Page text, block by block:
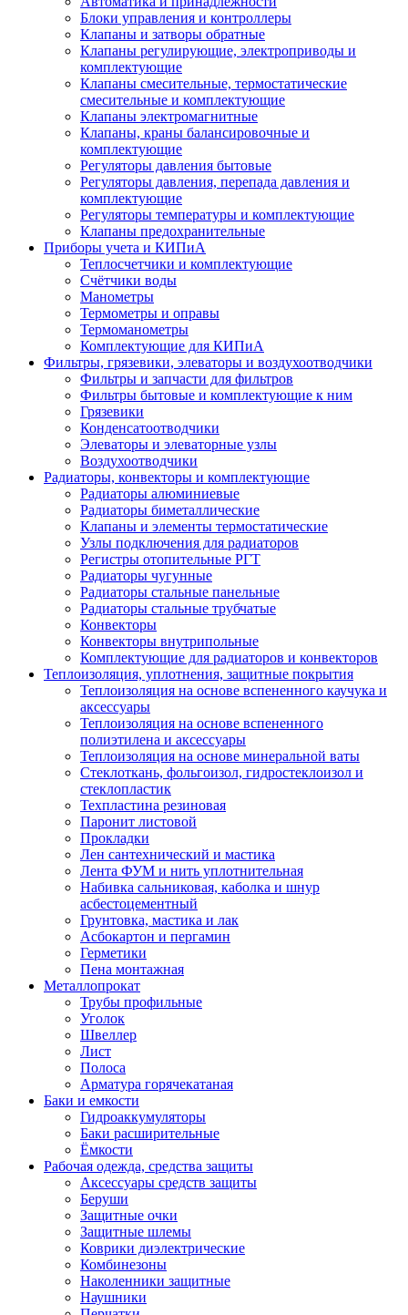
Блоки управления и контроллеры
Клапаны и затворы обратные
Клапаны регулирующие, электроприводы и
комплектующие
Клапаны смесительные, термостатические
смесительные и комплектующие
Клапаны электромагнитные
Клапаны, краны балансировочные и
комплектующие
Регуляторы давления бытовые
Регуляторы давления, перепада давления и
комплектующие
Регуляторы температуры и комплектующие
Клапаны предохранительные
Приборы учета и КИПиА
Теплосчетчики и комплектующие
Счётчики воды
Манометры
Термометры и оправы
Термоманометры
Комплектующие для КИПиА
Фильтры, грязевики, элеваторы и воздухоотводчики
Фильтры и запчасти для фильтров
Фильтры бытовые и комплектующие к ним
Грязевики
Конденсатоотводчики
Элеваторы и элеваторные узлы
Воздухоотводчики
Радиаторы, конвекторы и комплектующие
Радиаторы алюминиевые
Радиаторы биметаллические
Клапаны и элементы термостатические
Узлы подключения для радиаторов
Регистры отопительные РГТ
Радиаторы чугунные
Радиаторы стальные панельные
Радиаторы стальные трубчатые
Конвекторы
Конвекторы внутрипольные
Комплектующие для радиаторов и конвекторов
Теплоизоляция, уплотнения, защитные покрытия
Теплоизоляция на основе вспененного каучука и
аксессуары
Теплоизоляция на основе вспененного
полиэтилена и аксессуары
Теплоизоляция на основе минеральной ваты
Стеклоткань, фольгоизол, гидростеклоизол и
стеклопластик
Техпластина резиновая
Паронит листовой
Прокладки
Лен сантехнический и мастика
Лента ФУМ и нить уплотнительная
Набивка сальниковая, каболка и шнур
асбестоцементный
Грунтовка, мастика и лак
Асбокартон и пергамин
Герметики
Пена монтажная
Металлопрокат
Трубы профильные
Уголок
Швеллер
Лист
Полоса
Арматура горячекатаная
Баки и емкости
Гидроаккумуляторы
Баки расширительные
Ёмкости
Рабочая одежда, средства защиты
Аксессуары средств защиты
Беруши
Защитные очки
Защитные шлемы
Коврики диэлектрические
Комбинезоны
Наколенники защитные
Наушники